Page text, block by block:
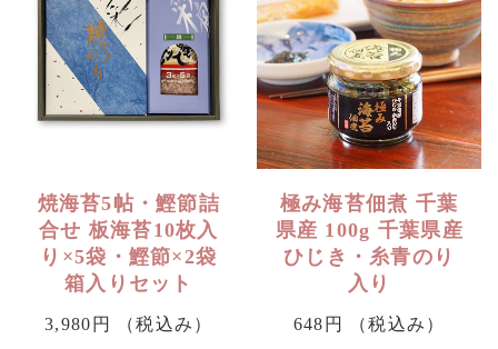
焼海苔5帖・鰹節詰
合せ 板海苔10枚入
り×5袋・鰹節×2袋
箱入りセット
3,980円 （税込み）
極み海苔佃煮 千葉
県産 100g 千葉県産
ひじき・糸青のり
入り
648円 （税込み）